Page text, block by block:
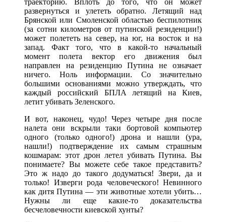
траекторию. Вплоть до того, что он может
развернуться и улететь обратно. Летящий над
Брянской или Смоленской областью беспилотник
(за сотни километров от путинской резиденции!)
может полететь на север, на юг, на восток и на
запад. Факт того, что в какой-то начальный
момент полета вектор его движения был
направлен на резиденцию Путина не означает
ничего. Ноль информации. Со значительно
большими основаниями можно утверждать, что
каждый российский БПЛА летящий на Киев,
летит убивать Зеленского.
И вот, наконец, чудо! Через четыре дня после
налета они вскрыли таки бортовой компьютер
одного (только одного!) дрона и нашли (ура,
нашли!) подтверждение их самым страшным
кошмарам: этот дрон летел убивать Путина. Вы
понимаете? Вы можете себе такое представить?
Это ж надо до такого додуматься! Звери, да и
только! Изверги рода человеческого! Невинного
как дитя Путина — эти животные хотели убить…
Нужны ли еще какие-то доказательства
бесчеловечности киевской хунты?